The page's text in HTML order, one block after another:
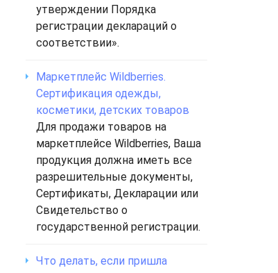
утверждении Порядка
регистрации деклараций о
соответствии».
Маркетплейс Wildberries.
Сертификация одежды,
косметики, детских товаров
Для продажи товаров на
маркетплейсе Wildberries, Ваша
продукция должна иметь все
разрешительные документы,
Сертификаты, Декларации или
Свидетельство о
государственной регистрации.
Что делать, если пришла